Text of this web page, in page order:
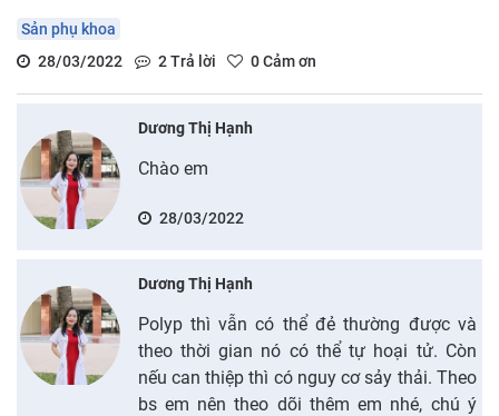
Sản phụ khoa
28/03/2022
2Trả lời 0Cảm ơn
Dương Thị Hạnh
Chào em
28/03/2022
Dương Thị Hạnh
Polyp thì vẫn có thể đẻ thường được và
theo thời gian nó có thể tự hoại tử. Còn
nếu can thiệp thì có nguy cơ sảy thải. Theo
bs em nên theo dõi thêm em nhé, chú ý